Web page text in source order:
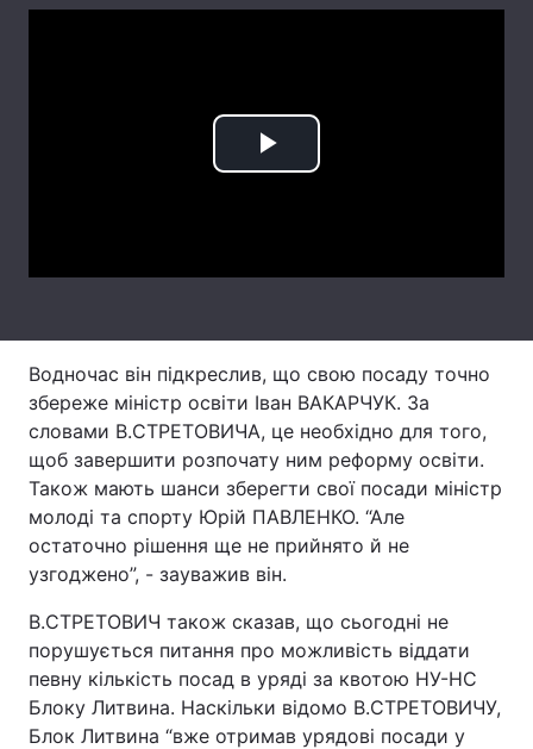
Відео з Youtube Статті
Інтерв'ю Думки
Архів Вакансії
Контакти
Послуги
Play
Водночас він підкреслив, що свою посаду точно
збереже міністр освіти Іван ВАКАРЧУК. За
словами В.СТРЕТОВИЧА, це необхідно для того,
щоб завершити розпочату ним реформу освіти.
Також мають шанси зберегти свої посади міністр
молоді та спорту Юрій ПАВЛЕНКО. “Але
остаточно рішення ще не прийнято й не
узгоджено”, - зауважив він.
В.СТРЕТОВИЧ також сказав, що сьогодні не
порушується питання про можливість віддати
певну кількість посад в уряді за квотою НУ-НС
Блоку Литвина. Наскільки відомо В.СТРЕТОВИЧУ,
Блок Литвина “вже отримав урядові посади у